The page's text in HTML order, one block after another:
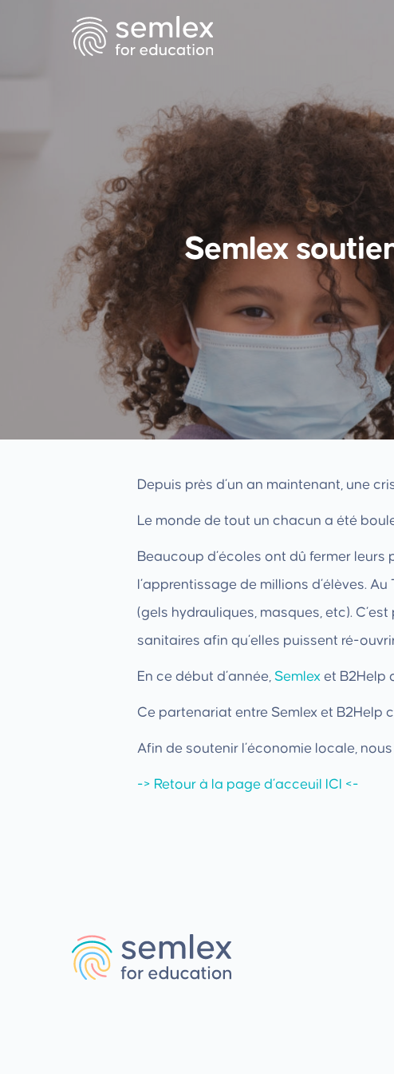
Semlex
Depuis près d’un an maintenant, une
Le monde de tout un chacun a été
Beaucoup d’écoles ont dû fermer
l’apprentissage de millions d’élèves.
(gels hydrauliques, masques, etc).
sanitaires afin qu’elles puissent ré-
En ce début d’année, Semlex et B2Help
Ce partenariat entre Semlex et B2Help
Afin de soutenir l’économie locale,
-> Retour à la page d’acceuil ICI <-